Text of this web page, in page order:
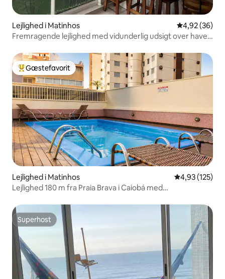
Lejlighed i Matinhos 4,92 ud af 5 i
4,92 (36)
Fremragende lejlighed med vidunderlig udsigt over havet
Bedste gæstefavorit
Gæstefavorit
Lejlighed i Matinhos 4,93 ud af 5 i
4,93 (125)
Lejlighed 180 m fra Praia Brava i Caiobá med
Superhost
Superhost